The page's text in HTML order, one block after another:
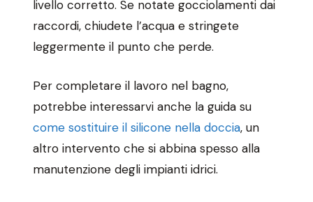
livello corretto. Se notate gocciolamenti dai
raccordi, chiudete l’acqua e stringete
leggermente il punto che perde.
Per completare il lavoro nel bagno,
potrebbe interessarvi anche la guida su
come sostituire il silicone nella doccia, un
altro intervento che si abbina spesso alla
manutenzione degli impianti idrici.